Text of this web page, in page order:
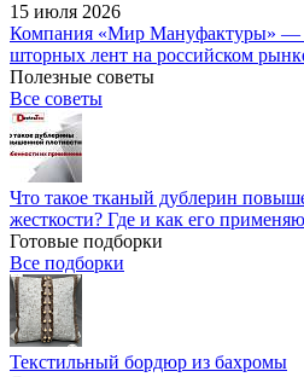
15 июля 2026
Компания «Мир Мануфактуры» —
шторных лент на российском
Полезные советы
Все советы
Что такое тканый дублерин
жесткости? Где и как его
Готовые подборки
Все подборки
Текстильный бордюр из бахромы